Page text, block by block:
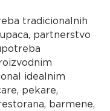
tradicionalnih
partnerstvo
idealnim
pekare,
barmene,